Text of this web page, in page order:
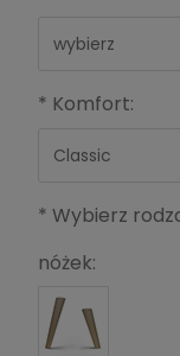
*
Kolor:
* Komfort:
* Wybierz
nóżek: